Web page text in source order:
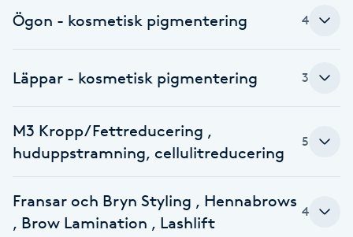
C
Celluliter
Coachning
Color correction
Cryoterapi
D
Ögon - kosmetisk pigmentering 4
Läppar - kosmetisk pigmentering 3
M3 Kropp/Fettreducering ,
huduppstramning, cellulitreducering
5
Fransar och Bryn Styling , Hennabrows
, Brow Lamination , Lashlift
4